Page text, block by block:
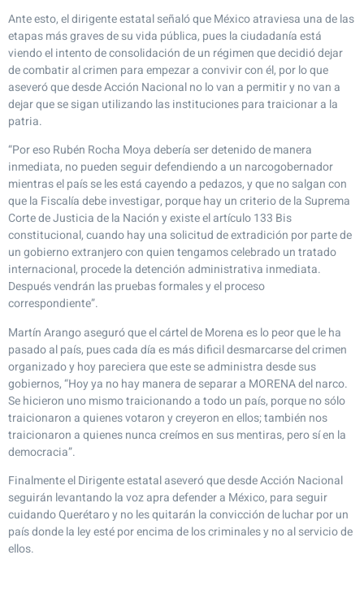
Ante esto, el dirigente estatal señaló que México atraviesa una de las
etapas más graves de su vida pública, pues la ciudadanía está
viendo el intento de consolidación de un régimen que decidió dejar
de combatir al crimen para empezar a convivir con él, por lo que
aseveró que desde Acción Nacional no lo van a permitir y no van a
dejar que se sigan utilizando las instituciones para traicionar a la
patria.
“Por eso Rubén Rocha Moya debería ser detenido de manera
inmediata, no pueden seguir defendiendo a un narcogobernador
mientras el país se les está cayendo a pedazos, y que no salgan con
que la Fiscalía debe investigar, porque hay un criterio de la Suprema
Corte de Justicia de la Nación y existe el artículo 133 Bis
constitucional, cuando hay una solicitud de extradición por parte de
un gobierno extranjero con quien tengamos celebrado un tratado
internacional, procede la detención administrativa inmediata.
Después vendrán las pruebas formales y el proceso
correspondiente”.
Martín Arango aseguró que el cártel de Morena es lo peor que le ha
pasado al país, pues cada día es más dificil desmarcarse del crimen
organizado y hoy pareciera que este se administra desde sus
gobiernos, “Hoy ya no hay manera de separar a MORENA del narco.
Se hicieron uno mismo traicionando a todo un país, porque no sólo
traicionaron a quienes votaron y creyeron en ellos; también nos
traicionaron a quienes nunca creímos en sus mentiras, pero sí en la
democracia”.
Finalmente el Dirigente estatal aseveró que desde Acción Nacional
seguirán levantando la voz apra defender a México, para seguir
cuidando Querétaro y no les quitarán la convicción de luchar por un
país donde la ley esté por encima de los criminales y no al servicio de
ellos.